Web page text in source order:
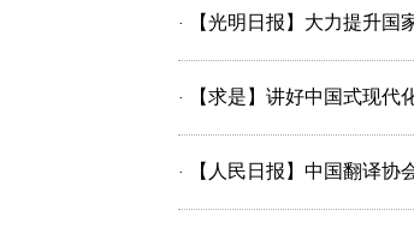
· 【光明日报】大力提升
· 【求是】讲好中国式现代
· 【人民日报】中国翻译协